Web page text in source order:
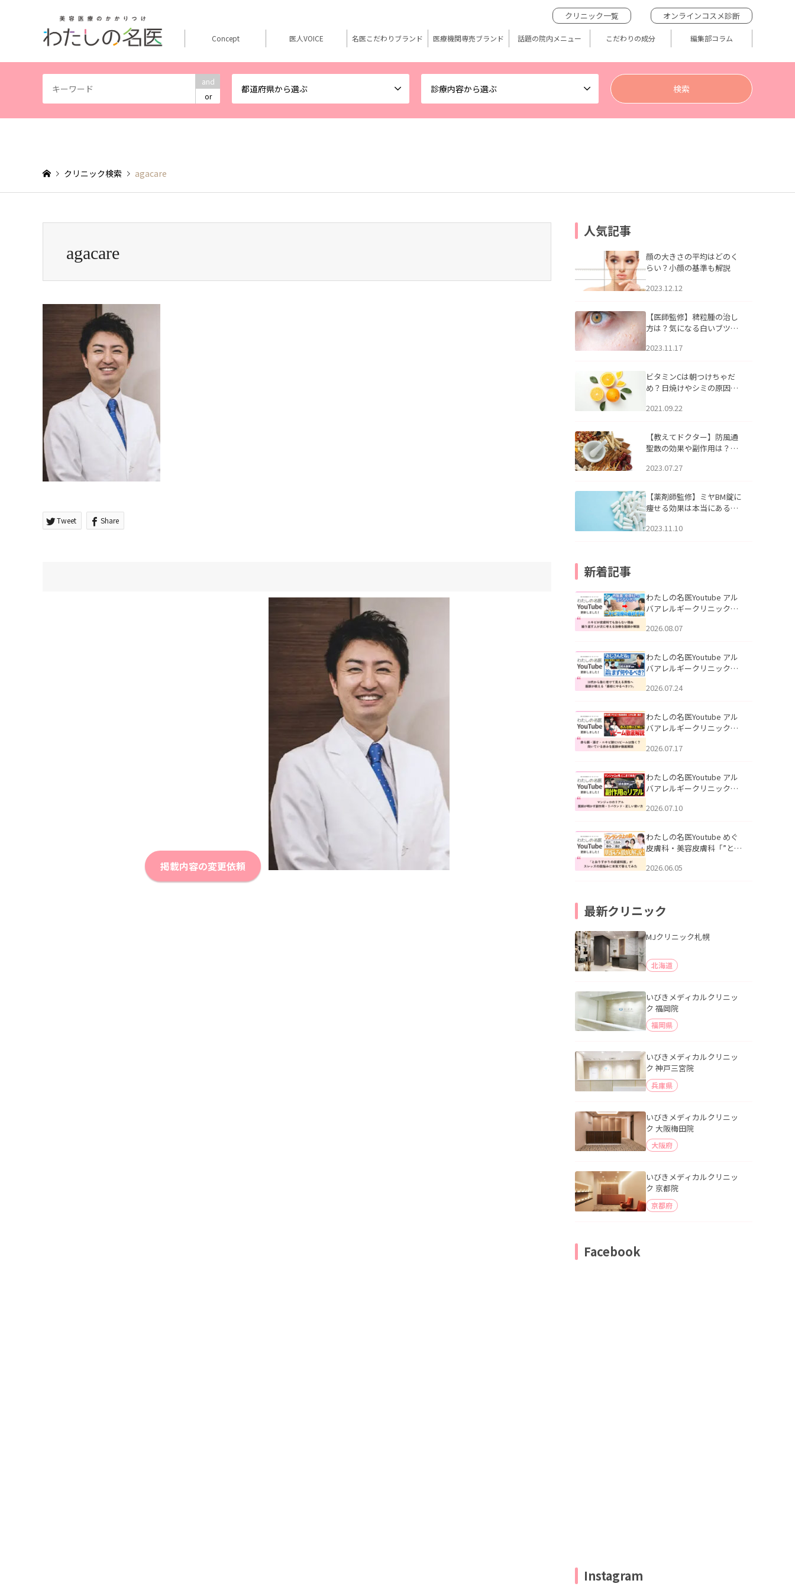
and
or
都道府県から選ぶ 診療内容から選ぶ
クリニック一覧 オンラインコスメ診断
Concept 医人VOICE 名医こだわりブランド 医療機関専売ブランド 話題の院内メニュー こだわりの成分 編集部コラム
クリニック検索 agacare
agacare
Tweet Share
掲載内容の変更依頼
人気記事
顔の大きさの平均はどのく
らい？小顔の基準も解説
2023.12.12
【医師監修】稗粒腫の治し
方は？気になる白いブツブ
アについて
2023.11.17
ビタミンCは朝つけちゃだ
め？日焼けやシミの原因に
2021.09.22
【教えてドクター】防風通
聖散の効果や副作用は？長
2023.07.27
【薬剤師監修】ミヤBM錠に
痩せる効果は本当にある
2023.11.10
新着記事
わたしの名医Youtube アル
バアレルギークリニック札
らない理由｜繰り返す人が
説」を公開いたしました。
2026.08.07
わたしの名医Youtube アル
バアレルギークリニック札
える男性へ｜医師が教える
公開いたしました。
2026.07.24
わたしの名医Youtube アル
バアレルギークリニック札
跡にVビームは効く？向いて
説」を公開いたしました。
2026.07.17
わたしの名医Youtube アル
バアレルギークリニック札
医師が明かす副作用・リバ
公開いたしました。
2026.07.10
わたしの名医Youtube めぐ
皮膚科・美容皮膚科「”とお
ッズの肌悩みに本気で答え
2026.06.05
最新クリニック
MJクリニック札幌
北海道
いびきメディカルクリニッ
ク 福岡院
福岡県
いびきメディカルクリニッ
ク 神戸三宮院
兵庫県
いびきメディカルクリニッ
ク 大阪梅田院
大阪府
いびきメディカルクリニッ
ク 京都院
京都府
Facebook
Instagram